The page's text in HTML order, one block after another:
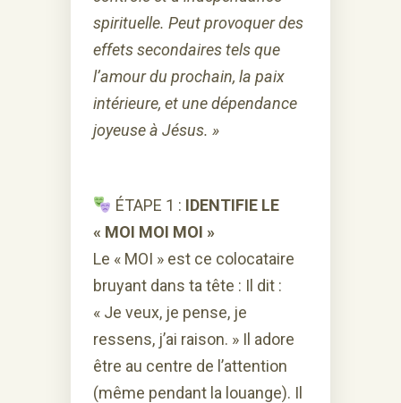
spirituelle. Peut provoquer des
effets secondaires tels que
l’amour du prochain, la paix
intérieure, et une dépendance
joyeuse à Jésus. »
ÉTAPE 1 : IDENTIFIE LE
« MOI MOI MOI »
Le « MOI » est ce colocataire
bruyant dans ta tête : Il dit :
« Je veux, je pense, je
ressens, j’ai raison. » Il adore
être au centre de l’attention
(même pendant la louange). Il